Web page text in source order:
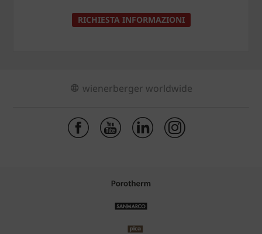
RICHIESTA INFORMAZIONI
wienerberger worldwide